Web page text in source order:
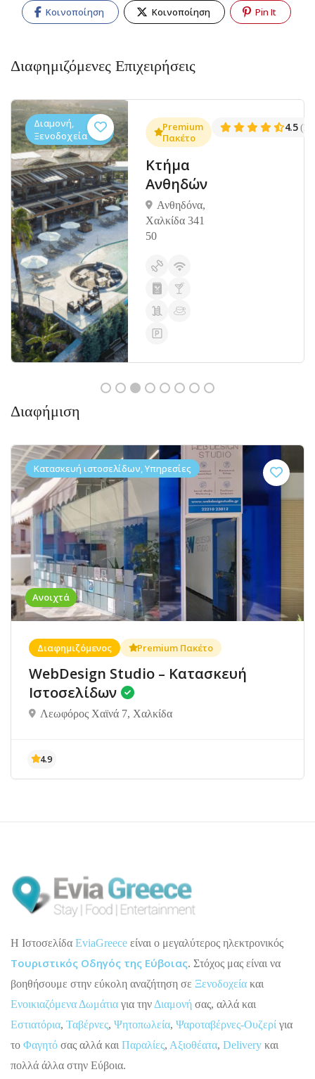
Κοινοποίηση Κοινοποίηση Pin It
Διαφημιζόμενες Επιχειρήσεις
(1381)
Διαμονή,
Ξενοδοχεία
Premium
Πακέτο
Κτήμα
Ανθηδών
Ανθηδόνα,
Χαλκίδα 341
50
4.5
Διαφήμιση
Ανοιχτά
Κατασκευή ιστοσελίδων, Υπηρεσίες
Διαφημιζόμενος Premium Πακέτο
WebDesign Studio – Κατασκευή
Ιστοσελίδων
Λεωφόρος Χαϊνά 7, Χαλκίδα
H Ιστοσελίδα EviaGreece είναι ο μεγαλύτερος ηλεκτρονικός
Τουριστικός Οδηγός της Εύβοιας. Στόχος μας είναι να
βοηθήσουμε στην εύκολη αναζήτηση σε Ξενοδοχεία και
Ενοικιαζόμενα Δωμάτια για την Διαμονή σας, αλλά και
Εστιατόρια, Ταβέρνες, Ψητοπωλεία, Ψαροταβέρνες-Ουζερί για
το Φαγητό σας αλλά και Παραλίες, Αξιοθέατα, Delivery και
πολλά άλλα στην Εύβοια.